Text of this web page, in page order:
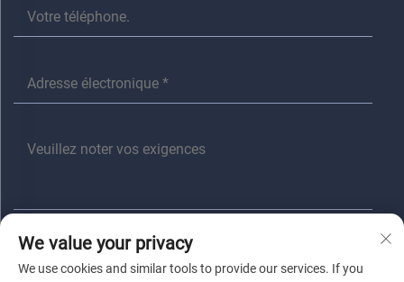
Envoyer
We value your privacy
We use cookies and similar tools to provide our services. If you